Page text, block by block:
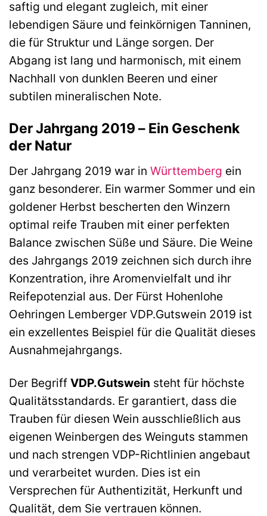
saftig und elegant zugleich, mit einer
lebendigen Säure und feinkörnigen Tanninen,
die für Struktur und Länge sorgen. Der
Abgang ist lang und harmonisch, mit einem
Nachhall von dunklen Beeren und einer
subtilen mineralischen Note.
Der Jahrgang 2019 – Ein Geschenk
der Natur
Der Jahrgang 2019 war in Württemberg ein
ganz besonderer. Ein warmer Sommer und ein
goldener Herbst bescherten den Winzern
optimal reife Trauben mit einer perfekten
Balance zwischen Süße und Säure. Die Weine
des Jahrgangs 2019 zeichnen sich durch ihre
Konzentration, ihre Aromenvielfalt und ihr
Reifepotenzial aus. Der Fürst Hohenlohe
Oehringen Lemberger VDP.Gutswein 2019 ist
ein exzellentes Beispiel für die Qualität dieses
Ausnahmejahrgangs.
Der Begriff VDP.Gutswein steht für höchste
Qualitätsstandards. Er garantiert, dass die
Trauben für diesen Wein ausschließlich aus
eigenen Weinbergen des Weinguts stammen
und nach strengen VDP-Richtlinien angebaut
und verarbeitet wurden. Dies ist ein
Versprechen für Authentizität, Herkunft und
Qualität, dem Sie vertrauen können.